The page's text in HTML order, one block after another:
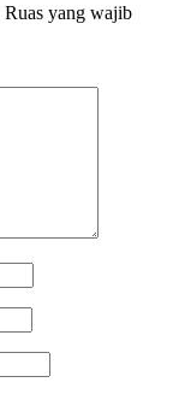
Ruas yang wajib